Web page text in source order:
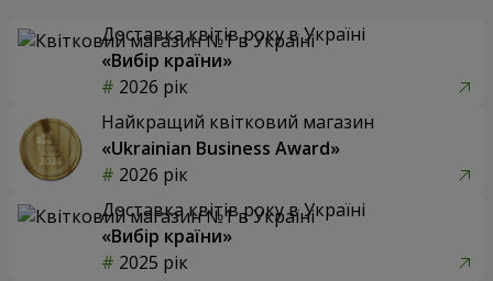
Доставка квітів року в Україні
«Вибір країни»
2026 рік
Найкращий квітковий магазин
«Ukrainian Business Award»
2026 рік
Доставка квітів року в Україні
«Вибір країни»
2025 рік